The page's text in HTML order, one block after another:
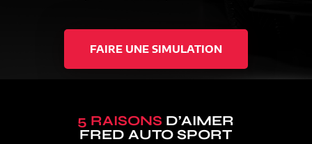
FAIRE UNE SIMULATION
5 RAISONS D’AIMER
FRED AUTO SPORT